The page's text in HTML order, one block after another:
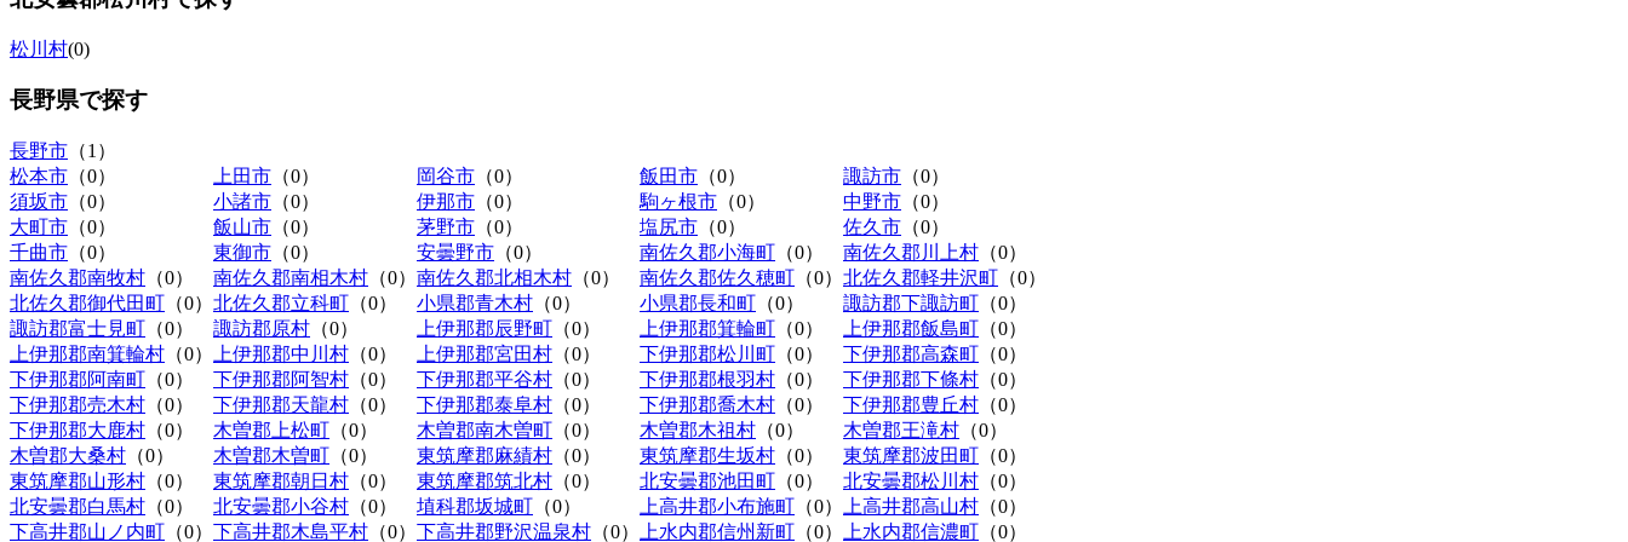
松川村(0)
長野県で探す
長野市 （1）
松本市 （0） 上田市 （0） 岡谷市 （0） 飯田市 （0） 諏訪市 （0）
須坂市 （0） 小諸市 （0） 伊那市 （0） 駒ヶ根市 （0） 中野市 （0）
大町市 （0） 飯山市 （0） 茅野市 （0） 塩尻市 （0） 佐久市 （0）
千曲市 （0） 東御市 （0） 安曇野市 （0） 南佐久郡小海町 （0） 南佐久郡川上村 （0）
南佐久郡南牧村 （0） 南佐久郡南相木村 （0） 南佐久郡北相木村 （0） 南佐久郡佐久穂町 （0） 北佐久郡軽井沢町 （0）
北佐久郡御代田町 （0） 北佐久郡立科町 （0） 小県郡青木村 （0） 小県郡長和町 （0） 諏訪郡下諏訪町 （0）
諏訪郡富士見町 （0） 諏訪郡原村 （0） 上伊那郡辰野町 （0） 上伊那郡箕輪町 （0） 上伊那郡飯島町 （0）
上伊那郡南箕輪村 （0） 上伊那郡中川村 （0） 上伊那郡宮田村 （0） 下伊那郡松川町 （0） 下伊那郡高森町 （0）
下伊那郡阿南町 （0） 下伊那郡阿智村 （0） 下伊那郡平谷村 （0） 下伊那郡根羽村 （0） 下伊那郡下條村 （0）
下伊那郡売木村 （0） 下伊那郡天龍村 （0） 下伊那郡泰阜村 （0） 下伊那郡喬木村 （0） 下伊那郡豊丘村 （0）
下伊那郡大鹿村 （0） 木曽郡上松町 （0） 木曽郡南木曽町 （0） 木曽郡木祖村 （0） 木曽郡王滝村 （0）
木曽郡大桑村 （0） 木曽郡木曽町 （0） 東筑摩郡麻績村 （0） 東筑摩郡生坂村 （0） 東筑摩郡波田町 （0）
東筑摩郡山形村 （0） 東筑摩郡朝日村 （0） 東筑摩郡筑北村 （0） 北安曇郡池田町 （0） 北安曇郡松川村 （0）
北安曇郡白馬村 （0） 北安曇郡小谷村 （0） 埴科郡坂城町 （0） 上高井郡小布施町 （0） 上高井郡高山村 （0）
下高井郡山ノ内町 （0） 下高井郡木島平村 （0） 下高井郡野沢温泉村 （0） 上水内郡信州新町 （0） 上水内郡信濃町 （0）